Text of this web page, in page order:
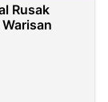
Rusak